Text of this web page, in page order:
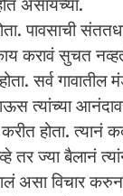
असायच्या.
संततधार
करावं सुचत
गावातील
त्यांच्या
त्यानं
ज्या बैलानं
विचार करुन